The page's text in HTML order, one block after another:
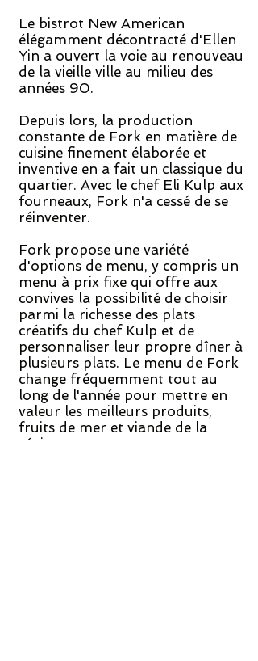
Le bistrot New American
élégamment décontracté d'Ellen
Yin a ouvert la voie au renouveau
de la vieille ville au milieu des
années 90.
Depuis lors, la production
constante de Fork en matière de
cuisine finement élaborée et
inventive en a fait un classique du
quartier. Avec le chef Eli Kulp aux
fourneaux, Fork n'a cessé de se
réinventer.
Fork propose une variété
d'options de menu, y compris un
menu à prix fixe qui offre aux
convives la possibilité de choisir
parmi la richesse des plats
créatifs du chef Kulp et de
personnaliser leur propre dîner à
plusieurs plats. Le menu de Fork
change fréquemment tout au
long de l'année pour mettre en
valeur les meilleurs produits,
fruits de mer et viande de la
région.